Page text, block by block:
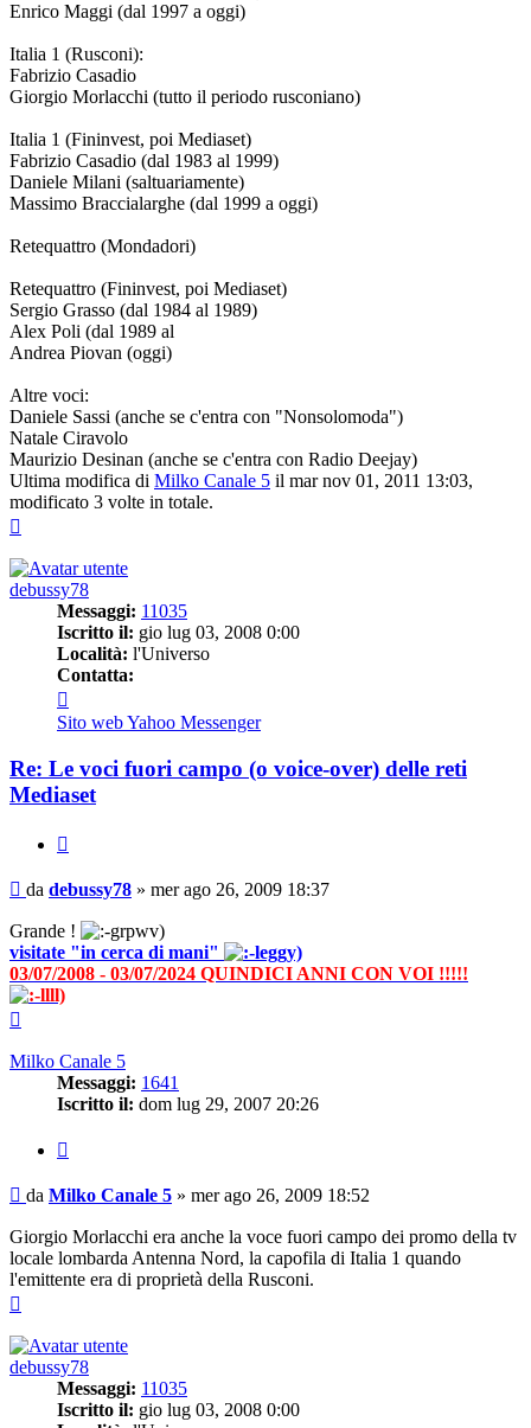
Enrico Maggi (dal 1997 a oggi)
Italia 1 (Rusconi):
Fabrizio Casadio
Giorgio Morlacchi (tutto il periodo rusconiano)
Italia 1 (Fininvest, poi Mediaset)
Fabrizio Casadio (dal 1983 al 1999)
Daniele Milani (saltuariamente)
Massimo Braccialarghe (dal 1999 a oggi)
Retequattro (Mondadori)
Retequattro (Fininvest, poi Mediaset)
Sergio Grasso (dal 1984 al 1989)
Alex Poli (dal 1989 al
Andrea Piovan (oggi)
Altre voci:
Daniele Sassi (anche se c'entra con "Nonsolomoda")
Natale Ciravolo
Maurizio Desinan (anche se c'entra con Radio Deejay)
Ultima modifica di Milko Canale 5 il mar nov 01, 2011 13:03,
modificato 3 volte in totale.
debussy78
Messaggi: 11035
Iscritto il: gio lug 03, 2008 0:00
Località: l'Universo
Contatta:
debussy78
Sito webYahoo Messenger
Re: Le voci fuori campo (o voice-over) delle reti
Mediaset
Messaggio
da debussy78 » mer ago 26, 2009 18:37
Grande !
visitate "in cerca di mani"
03/07/2008 - 03/07/2024 QUINDICI ANNI CON VOI !!!!!
Milko Canale 5
Messaggi: 1641
Iscritto il: dom lug 29, 2007 20:26
Messaggio
da Milko Canale 5 » mer ago 26, 2009 18:52
Giorgio Morlacchi era anche la voce fuori campo dei promo della tv
locale lombarda Antenna Nord, la capofila di Italia 1 quando
l'emittente era di proprietà della Rusconi.
debussy78
Messaggi: 11035
Iscritto il: gio lug 03, 2008 0:00